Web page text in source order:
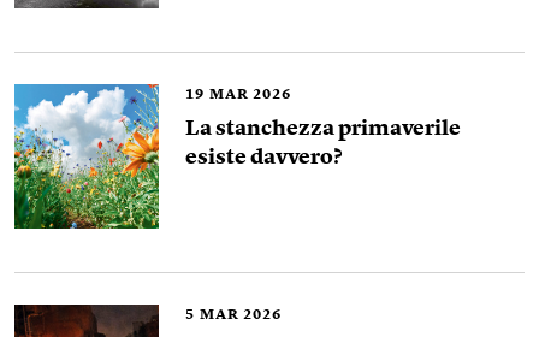
19 MAR 2026
La stanchezza primaverile
esiste davvero?
5 MAR 2026